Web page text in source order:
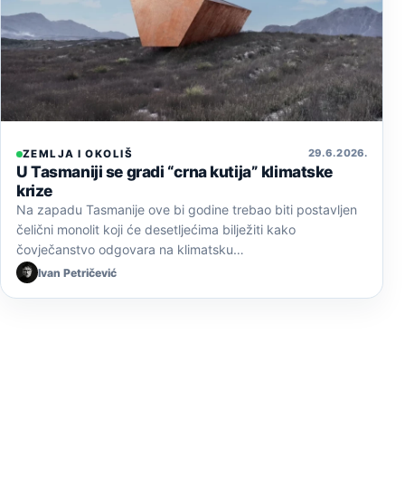
ZEMLJA I OKOLIŠ 29. 6. 2026.
U Tasmaniji se gradi “crna kutija” klimatske
krize
Na zapadu Tasmanije ove bi godine trebao biti postavljen
čelični monolit koji će desetljećima bilježiti kako
čovječanstvo odgovara na klimatsku…
Ivan Petričević